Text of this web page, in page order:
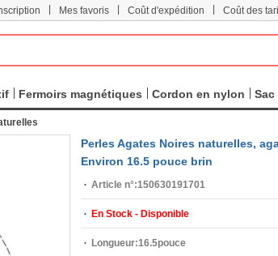
Mes favoris Coût d'expédition Coût des
Fermoirs magnétiques Cordon en nylon
Perles Agates Noires naturelles,
Environ 16.5 pouce brin
Article n°:150630191701
En Stock - Disponible
Longueur:16.5pouce